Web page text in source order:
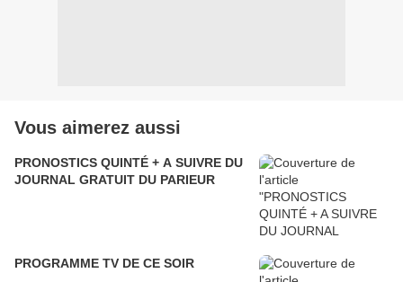
Vous aimerez aussi
PRONOSTICS QUINTÉ + A SUIVRE DU
JOURNAL GRATUIT DU PARIEUR
PROGRAMME TV DE CE SOIR